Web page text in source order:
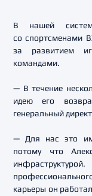
В нашей
со спортсменами
за развитием
командами.
— В течение
идею его
генеральный
— Для нас это
потому что
карьеры он